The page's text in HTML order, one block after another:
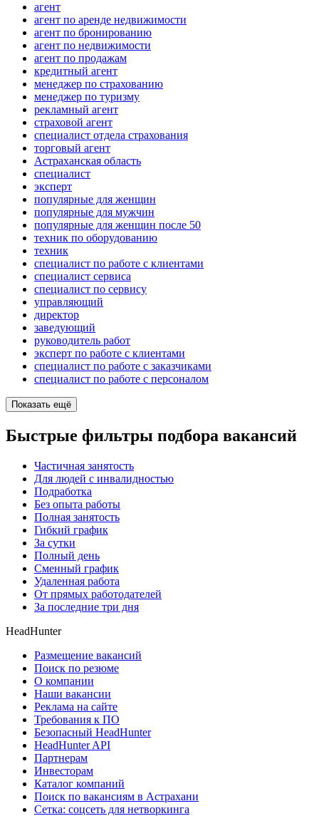
агент
агент по аренде недвижимости
агент по бронированию
агент по недвижимости
агент по продажам
кредитный агент
менеджер по страхованию
менеджер по туризму
рекламный агент
страховой агент
специалист отдела страхования
торговый агент
Астраханская область
специалист
эксперт
популярные для женщин
популярные для мужчин
популярные для женщин после 50
техник по оборудованию
техник
специалист по работе с клиентами
специалист сервиса
специалист по сервису
управляющий
директор
заведующий
руководитель работ
эксперт по работе с клиентами
специалист по работе с заказчиками
специалист по работе с персоналом
Показать ещё
Быстрые фильтры подбора вакансий
Частичная занятость
Для людей с инвалидностью
Подработка
Без опыта работы
Полная занятость
Гибкий график
За сутки
Полный день
Сменный график
Удаленная работа
От прямых работодателей
За последние три дня
HeadHunter
Размещение вакансий
Поиск по резюме
О компании
Наши вакансии
Реклама на сайте
Требования к ПО
Безопасный HeadHunter
HeadHunter API
Партнерам
Инвесторам
Каталог компаний
Поиск по вакансиям в Астрахани
Сетка: соцсеть для нетворкинга